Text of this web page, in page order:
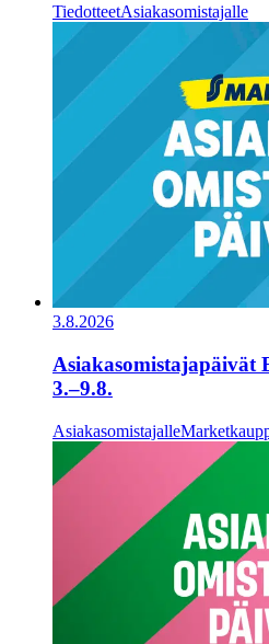
TiedotteetAsiakasomistajalle
3.8.2026
Asiakasomistajapäivät
3.–9.8.
Asiakasomistajalle